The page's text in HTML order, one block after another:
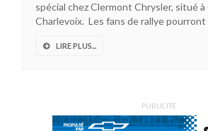
spécial chez Clermont Chrysler, situé
Charlevoix. Les fans de rallye pourront
LIRE PLUS...
PUBLICITÉ